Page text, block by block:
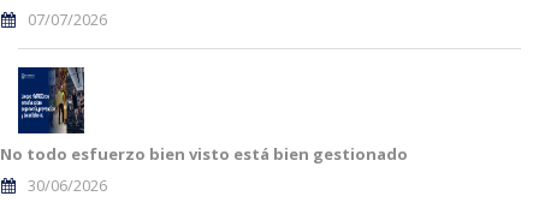
07/07/2026
No todo esfuerzo bien visto está bien gestionado
30/06/2026